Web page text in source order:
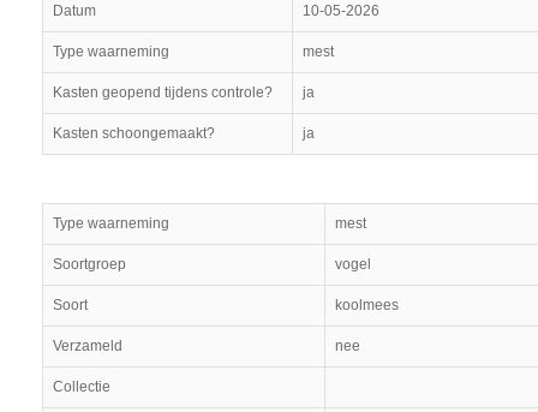
Datum 10-05-2026
Type waarneming mest
Kasten geopend tijdens controle? ja
Kasten schoongemaakt? ja
Type waarneming mest
Soortgroep vogel
Soort koolmees
Verzameld nee
Collectie